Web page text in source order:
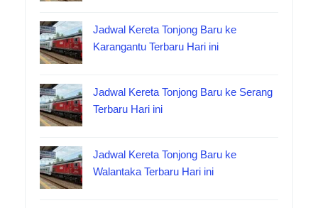
Jadwal Kereta Tonjong Baru ke
Karangantu Terbaru Hari ini
Jadwal Kereta Tonjong Baru ke Serang
Terbaru Hari ini
Jadwal Kereta Tonjong Baru ke
Walantaka Terbaru Hari ini